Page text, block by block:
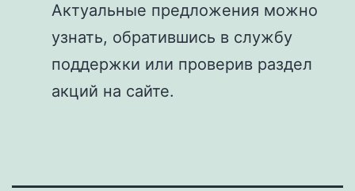
Актуальные предложения можно
узнать, обратившись в службу
поддержки или проверив раздел
акций на сайте.